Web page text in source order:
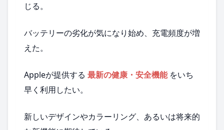
じる。
バッテリーの劣化が気になり始め、充電頻度が増
えた。
Appleが提供する 最新の健康・安全機能をいち
早く利用したい。
新しいデザインやカラーリング、あるいは将来的